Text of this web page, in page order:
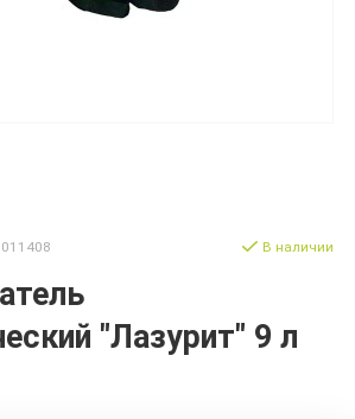
"Лазурит" 9 л
В наличии